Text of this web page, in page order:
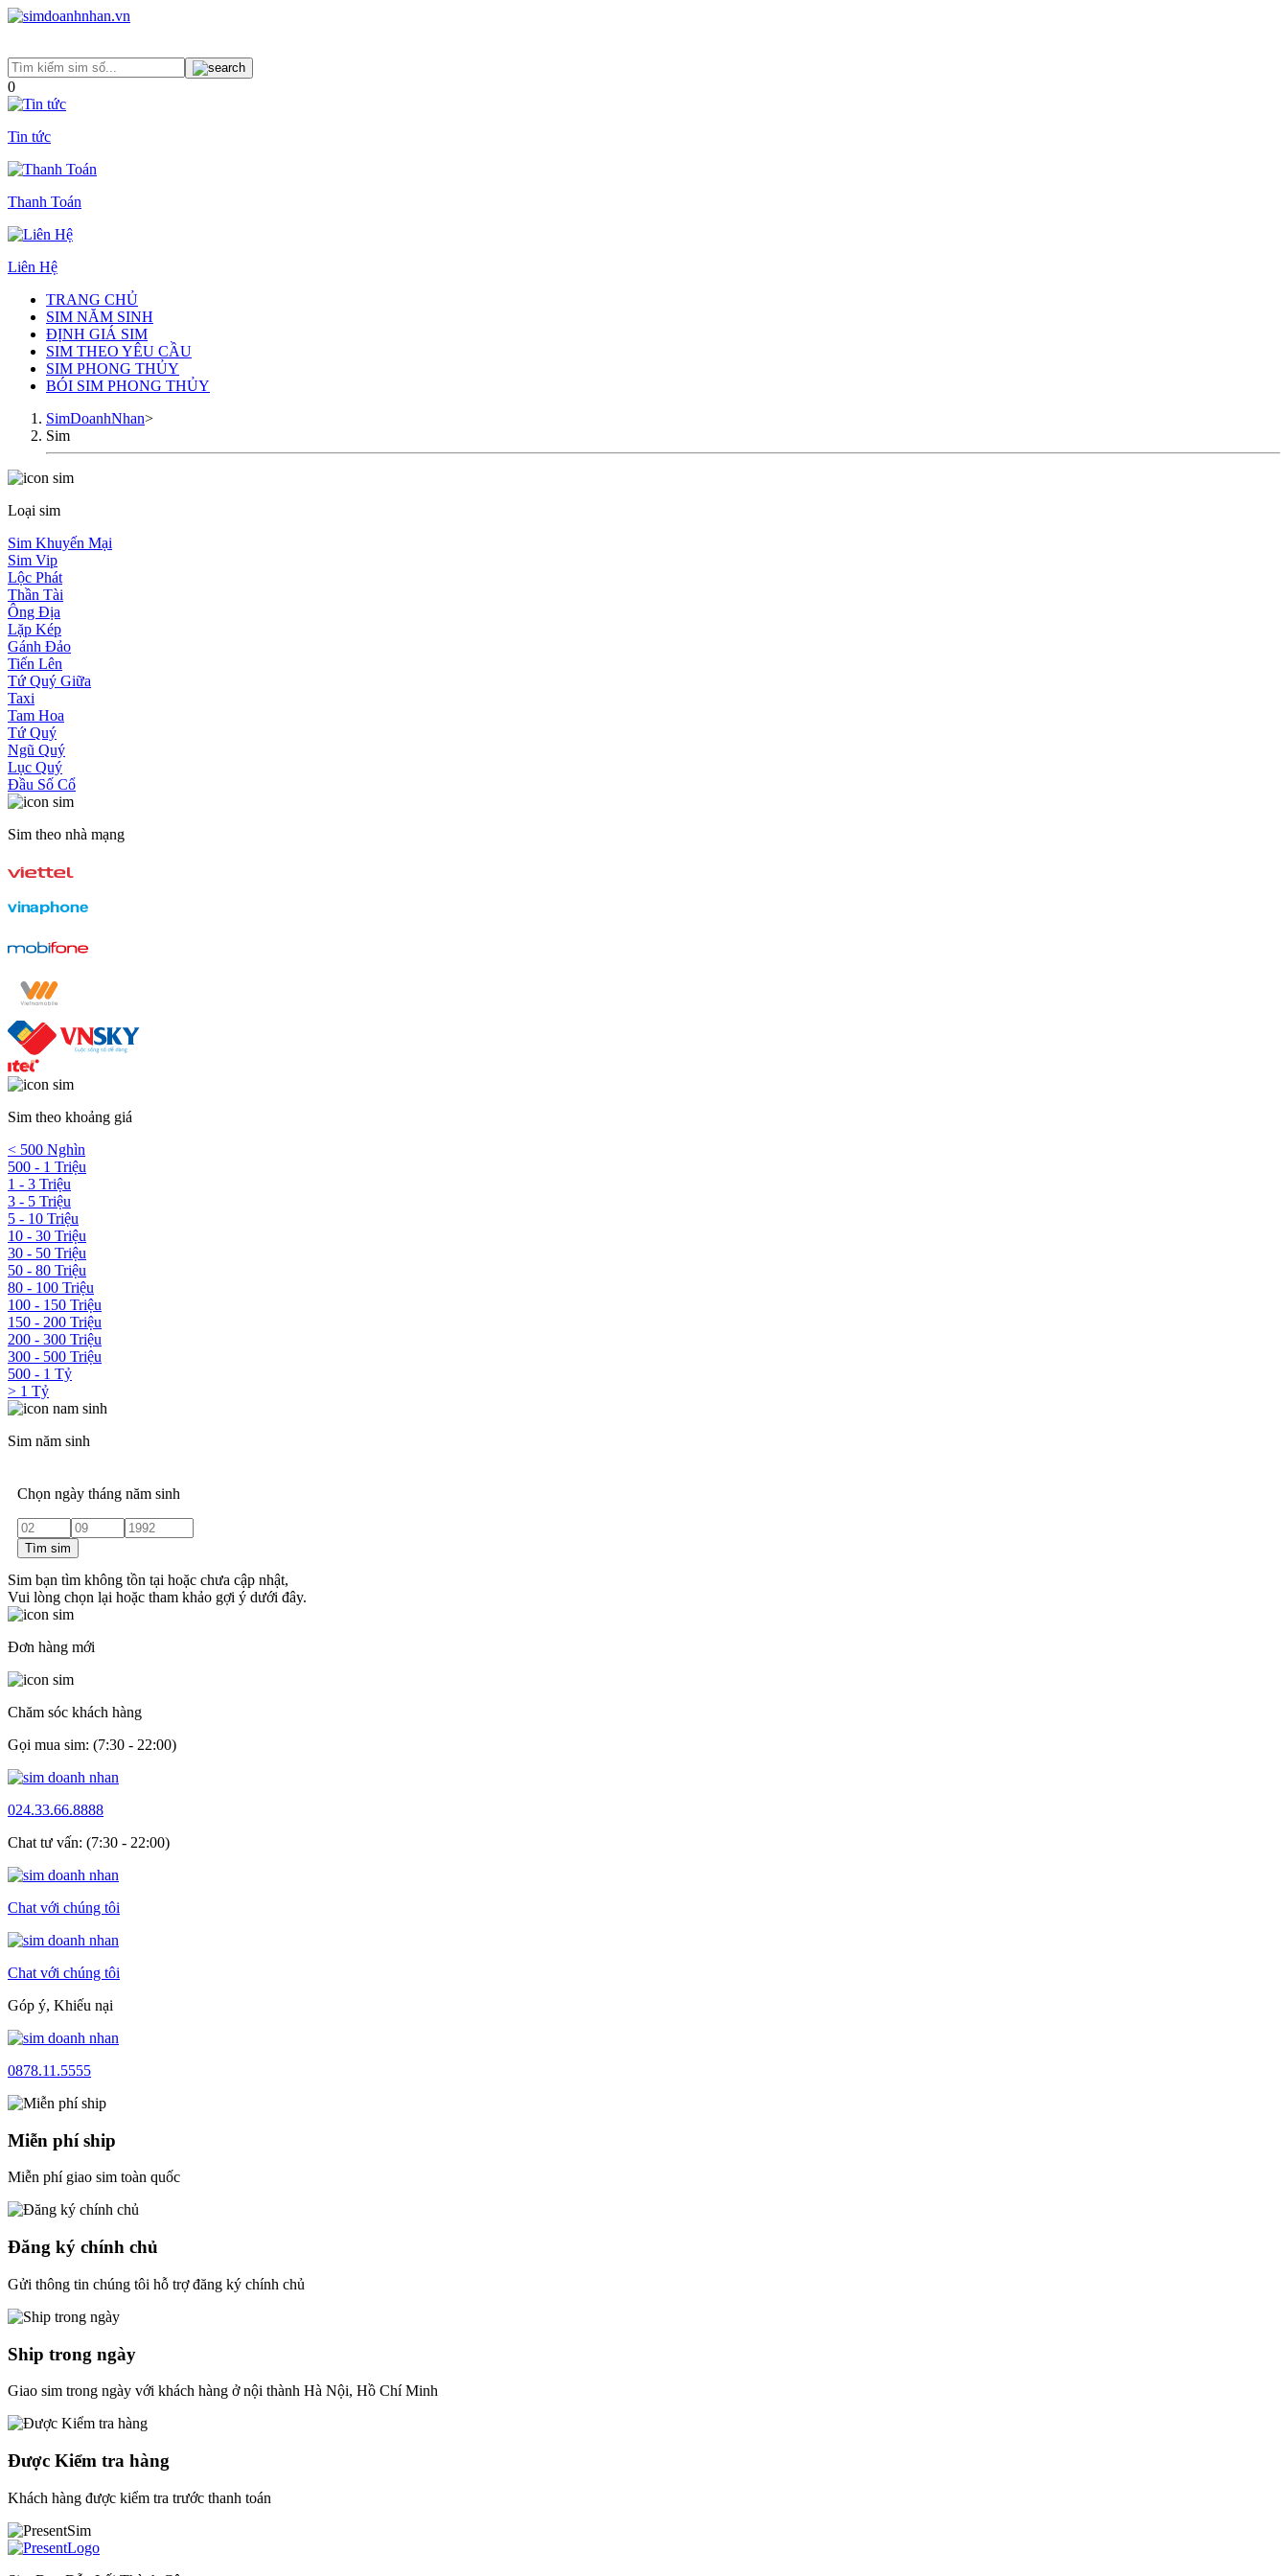
0
Tin tức
Thanh Toán
Liên Hệ
TRANG CHỦ
SIM NĂM SINH
ĐỊNH GIÁ SIM
SIM THEO YÊU CẦU
SIM PHONG THỦY
BÓI SIM PHONG THỦY
SimDoanhNhan>
Sim
Loại sim
Sim Khuyến Mại
Sim Vip
Lộc Phát
Thần Tài
Ông Địa
Lặp Kép
Gánh Đảo
Tiến Lên
Tứ Quý Giữa
Taxi
Tam Hoa
Tứ Quý
Ngũ Quý
Lục Quý
Đầu Số Cổ
Sim theo nhà mạng
Sim theo khoảng giá
< 500 Nghìn
500 - 1 Triệu
1 - 3 Triệu
3 - 5 Triệu
5 - 10 Triệu
10 - 30 Triệu
30 - 50 Triệu
50 - 80 Triệu
80 - 100 Triệu
100 - 150 Triệu
150 - 200 Triệu
200 - 300 Triệu
300 - 500 Triệu
500 - 1 Tỷ
> 1 Tỷ
Sim năm sinh
Chọn ngày tháng năm sinh
Tìm sim
Sim bạn tìm không tồn tại hoặc chưa cập nhật,
Vui lòng chọn lại hoặc tham khảo gợi ý dưới đây.
Đơn hàng mới
Chăm sóc khách hàng
Gọi mua sim: (7:30 - 22:00)
024.33.66.8888
Chat tư vấn: (7:30 - 22:00)
Chat với chúng tôi
Chat với chúng tôi
Góp ý, Khiếu nại
0878.11.5555
Miễn phí ship
Miễn phí giao sim toàn quốc
Đăng ký chính chủ
Gửi thông tin chúng tôi hỗ trợ đăng ký chính chủ
Ship trong ngày
Giao sim trong ngày với khách hàng ở nội thành Hà Nội, Hồ Chí Minh
Được Kiểm tra hàng
Khách hàng được kiểm tra trước thanh toán